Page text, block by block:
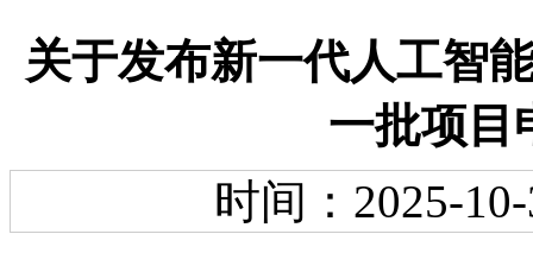
关于发布新一代人工智
一批项目
时间：2025-